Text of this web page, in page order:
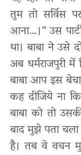
तुम तो सर्विस
आना…।” उस
था। बाबा ने उसे
अब धर्मराजपुरी
बाबा आप इस
कह दीजिये ना
बाबा को तो
बाद मुझे पता
है। तब वे वचन